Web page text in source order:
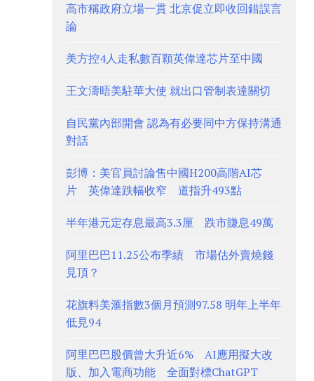
高市稱政府立場一貫 北京促立即收回錯誤言
論
美方控4人走私數百顆英偉達芯片至中國
王文濤晤美駐華大使 就出口管制表達關切
自民黨內部開會 認為有必要同中方保持溝通
對話
彭博：美官員討論售中國H200高階AI芯
片 英偉達跌幅收窄 道指升493點
半年港元定存息最高3.3厘 跌市賺息49萬
阿里巴巴11.25公布季績 市場估外賣燒錢
見頂？
花旗料美滙指數3個月預測97.58 明年上半年
低見94
阿里巴巴股價曾大升近6% AI應用擬大改
版、加入電商功能 全面對標ChatGPT